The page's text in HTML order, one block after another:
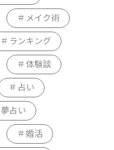
メイク術
ランキング
体験談
占い
夢占い
婚活